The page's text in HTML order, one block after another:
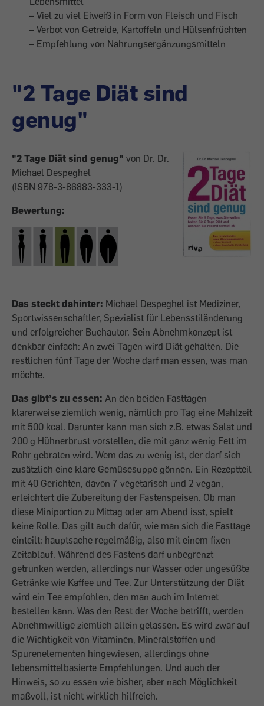
– Viel zu viel Eiweiß in Form von Fleisch und Fisch
– Verbot von Getreide, Kartoffeln und Hülsenfrüchten
– Empfehlung von Nahrungsergänzungsmitteln
"2 Tage Diät sind
genug"
"2 Tage Diät sind genug" von Dr. Dr.
Michael Despeghel
(ISBN 978-3-86883-333-1)
Bewertung:
Das steckt dahinter: Michael Despeghel ist Mediziner,
Sportwissenschaftler, Spezialist für Lebensstiländerung
und erfolgreicher Buchautor. Sein Abnehmkonzept ist
denkbar einfach: An zwei Tagen wird Diät gehalten. Die
restlichen fünf Tage der Woche darf man essen, was man
möchte.
Das gibt’s zu essen: An den beiden Fasttagen
klarerweise ziemlich wenig, nämlich pro Tag eine Mahlzeit
mit 500 kcal. Darunter kann man sich z.B. etwas Salat und
200 g Hühnerbrust vorstellen, die mit ganz wenig Fett im
Rohr gebraten wird. Wem das zu wenig ist, der darf sich
zusätzlich eine klare Gemüsesuppe gönnen. Ein Rezeptteil
mit 40 Gerichten, davon 7 vegetarisch und 2 vegan,
erleichtert die Zubereitung der Fastenspeisen. Ob man
diese Miniportion zu Mittag oder am Abend isst, spielt
keine Rolle. Das gilt auch dafür, wie man sich die Fasttage
einteilt: hauptsache regelmäßig, also mit einem fixen
Zeitablauf. Während des Fastens darf unbegrenzt
getrunken werden, allerdings nur Wasser oder ungesüßte
Getränke wie Kaffee und Tee. Zur Unterstützung der Diät
wird ein Tee empfohlen, den man auch im Internet
bestellen kann. Was den Rest der Woche betrifft, werden
Abnehmwillige ziemlich allein gelassen. Es wird zwar auf
die Wichtigkeit von Vitaminen, Mineralstoffen und
Spurenelementen hingewiesen, allerdings ohne
lebensmittelbasierte Empfehlungen. Und auch der
Hinweis, so zu essen wie bisher, aber nach Möglichkeit
maßvoll, ist nicht wirklich hilfreich.